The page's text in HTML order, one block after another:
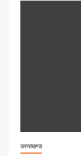
उत्तराखण्ड